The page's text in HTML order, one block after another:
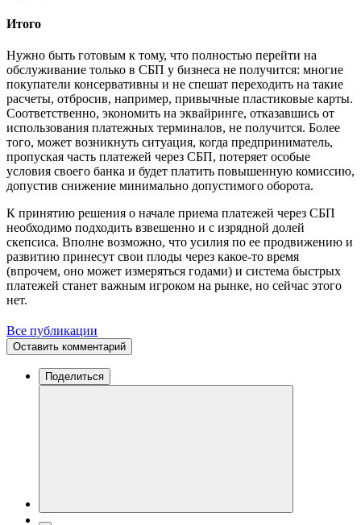
Итого
Нужно быть готовым к тому, что полностью перейти на
обслуживание только в СБП у бизнеса не получится: многие
покупатели консервативны и не спешат переходить на такие
расчеты, отбросив, например, привычные пластиковые карты.
Соответственно, экономить на эквайринге, отказавшись от
использования платежных терминалов, не получится. Более
того, может возникнуть ситуация, когда предприниматель,
пропуская часть платежей через СБП, потеряет особые
условия своего банка и будет платить повышенную комиссию,
допустив снижение минимально допустимого оборота.
К принятию решения о начале приема платежей через СБП
необходимо подходить взвешенно и с изрядной долей
скепсиса. Вполне возможно, что усилия по ее продвижению и
развитию принесут свои плоды через какое-то время
(впрочем, оно может измеряться годами) и система быстрых
платежей станет важным игроком на рынке, но сейчас этого
нет.
Все публикации
Оставить комментарий
Поделиться